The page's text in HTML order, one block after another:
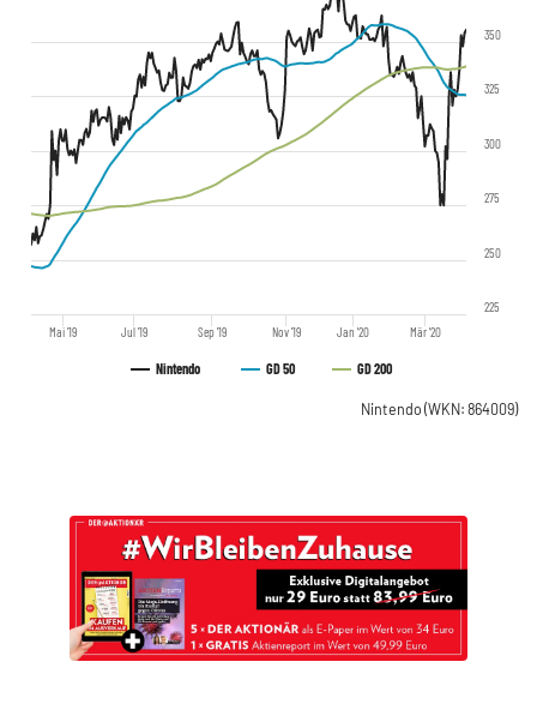
Nintendo GD 50 GD 200
Mai '19 Jul '19 Sep '19 Nov '19 Jan '20 Mär '20
225
250
275
300
325
350
Nintendo (WKN: 864009)